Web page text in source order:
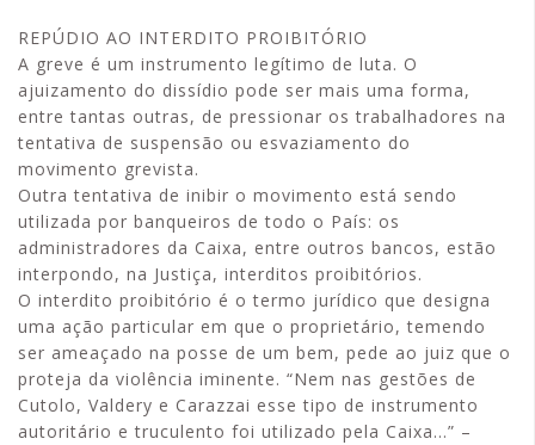
REPÚDIO AO INTERDITO PROIBITÓRIO
A greve é um instrumento legítimo de luta. O
ajuizamento do dissídio pode ser mais uma forma,
entre tantas outras, de pressionar os trabalhadores na
tentativa de suspensão ou esvaziamento do
movimento grevista.
Outra tentativa de inibir o movimento está sendo
utilizada por banqueiros de todo o País: os
administradores da Caixa, entre outros bancos, estão
interpondo, na Justiça, interditos proibitórios.
O interdito proibitório é o termo jurídico que designa
uma ação particular em que o proprietário, temendo
ser ameaçado na posse de um bem, pede ao juiz que o
proteja da violência iminente. “Nem nas gestões de
Cutolo, Valdery e Carazzai esse tipo de instrumento
autoritário e truculento foi utilizado pela Caixa…” –